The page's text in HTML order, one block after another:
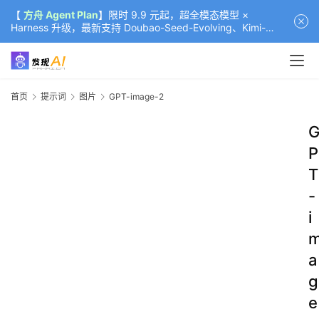
【 方舟 Agent Plan】限时 9.9 元起，超全模态模型 ×
Harness 升级，最新支持 Doubao-Seed-Evolving、Kimi-
K3（部分）、GLM-5.2
首页 提示词 图片 GPT-image-2
G
P
T
-
i
a
g
e